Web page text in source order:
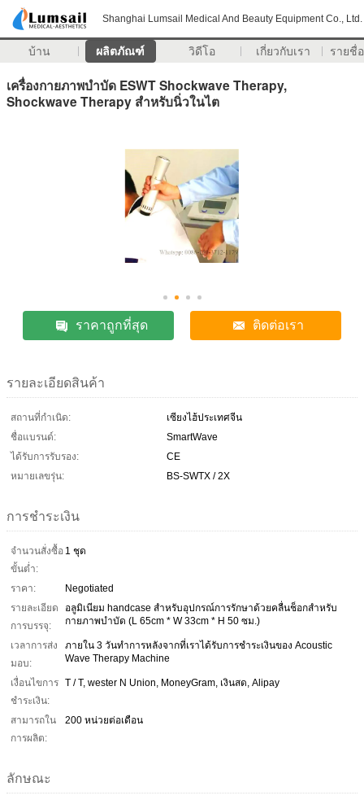
Shanghai Lumsail Medical And Beauty Equipment Co., Ltd.
บ้าน ผลิตภัณฑ์ วิดีโอ เกี่ยวกับเรา รายชื่
เครื่องกายภาพบำบัด ESWT Shockwave Therapy,
Shockwave Therapy สำหรับนิ่วในไต
ราคาถูกที่สุด ติดต่อเรา
รายละเอียดสินค้า
สถานที่กำเนิด:
เซียงไฮ้ประเทศจีน
ชื่อแบรนด์:
SmartWave
ได้รับการรับรอง:
CE
หมายเลขรุ่น:
BS-SWTX / 2X
การชำระเงิน
จำนวนสั่งซื้อ
ขั้นต่ำ:
1 ชุด
ราคา:
Negotiated
รายละเอียด
การบรรจุ:
อลูมิเนียม handcase สำหรับอุปกรณ์การรักษาด้วยคลื่นช็อกสำหรับ
กายภาพบำบัด (L 65cm * W 33cm * H 50 ซม.)
เวลาการส่ง
มอบ:
ภายใน 3 วันทำการหลังจากที่เราได้รับการชำระเงินของ Acoustic
Wave Therapy Machine
เงื่อนไขการ
ชำระเงิน:
T / T, wester N Union, MoneyGram, เงินสด, Alipay
สามารถใน
การผลิต:
200 หน่วยต่อเดือน
ลักษณะ